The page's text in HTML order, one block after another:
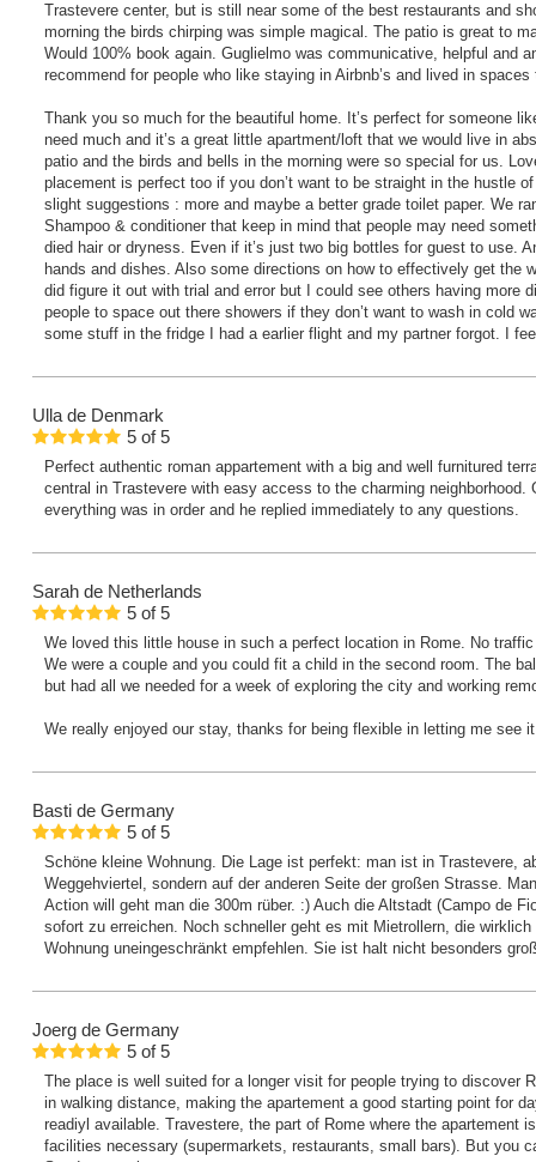
Trastevere center, but is still near some of the best restaurants and
morning the birds chirping was simple magical. The patio is great to
Would 100% book again. Guglielmo was communicative, helpful and
recommend for people who like staying in Airbnb’s and lived in
Thank you so much for the beautiful home. It’s perfect for someone
need much and it’s a great little apartment/loft that we would live in
patio and the birds and bells in the morning were so special for us.
placement is perfect too if you don’t want to be straight in the hustle
slight suggestions : more and maybe a better grade toilet paper. We
Shampoo & conditioner that keep in mind that people may need
died hair or dryness. Even if it’s just two big bottles for guest to use.
hands and dishes. Also some directions on how to effectively get the
did figure it out with trial and error but I could see others having more
people to space out there showers if they don’t want to wash in cold
some stuff in the fridge I had a earlier flight and my partner forgot. I
Ulla de Denmark
5 of5
Perfect authentic roman appartement with a big and well furnitured
central in Trastevere with easy access to the charming neighborhood.
everything was in order and he replied immediately to any questions.
Sarah de Netherlands
5 of5
We loved this little house in such a perfect location in Rome. No
We were a couple and you could fit a child in the second room. The
but had all we needed for a week of exploring the city and working
We really enjoyed our stay, thanks for being flexible in letting me see
Basti de Germany
5 of5
Schöne kleine Wohnung. Die Lage ist perfekt: man ist in Trastevere,
Weggehviertel, sondern auf der anderen Seite der großen Strasse.
Action will geht man die 300m rüber. :) Auch die Altstadt (Campo de
sofort zu erreichen. Noch schneller geht es mit Mietrollern, die
Wohnung uneingeschränkt empfehlen. Sie ist halt nicht besonders
Joerg de Germany
5 of5
The place is well suited for a longer visit for people trying to discover
in walking distance, making the apartement a good starting point for
readiyl available. Travestere, the part of Rome where the apartement
facilities necessary (supermarkets, restaurants, small bars). But you